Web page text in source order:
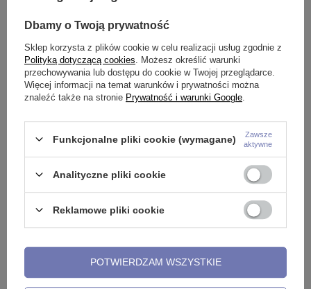
- FK-010
7,99 zł
srebrny - FK-003
5,99 zł
Potrzebujesz pomocy? Masz pytania?
Zadaj pytanie a my odpowiemy
dla innych.
ZADAJ PYTANIE
Opinie o Fake kolczyk - nausznica
Dbamy o Twoją prywatność
Sklep korzysta z plików cookie w celu realizacji usług zgodnie z
Polityką dotyczącą cookies . Możesz określić warunki
przechowywania lub dostępu do cookie w Twojej przeglądarce.
Więcej informacji na temat warunków i prywatności można
znaleźć także na stronie Prywatność i warunki Google
Funkcjonalne pliki cookie (wymagane)
Zawsze
aktywne
Analityczne pliki cookie
Reklamowe pliki cookie
POTWIERDZAM WSZYSTKIE